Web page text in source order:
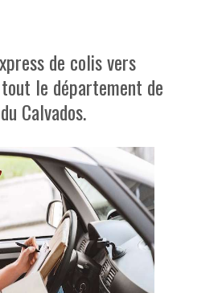
de colis vers
le département de
Calvados.